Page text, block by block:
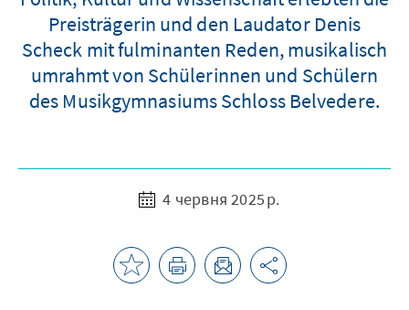
Preisträgerin und den Laudator Denis
Scheck mit fulminanten Reden, musikalisch
umrahmt von Schülerinnen und Schülern
des Musikgymnasiums Schloss Belvedere.
4 червня 2025 р.